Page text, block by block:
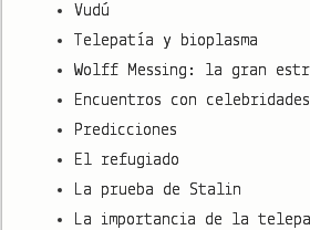
Vudú
Telepatía y bioplasma
Wolff Messing: la gran
Encuentros con celebridades
Predicciones
El refugiado
La prueba de Stalin
La importancia de la